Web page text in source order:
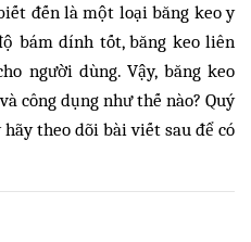
đến là một loại băng keo y
bám dính tốt, băng keo liên
người dùng. Vậy, băng keo
công dụng như thế nào? Quý
theo dõi bài viết sau để có